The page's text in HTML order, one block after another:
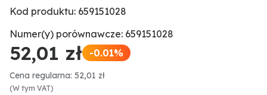
Kod produktu: 659151028
Numer(y) porównawcze: 659151028
52,01 zł -0.01%
Cena regularna: 52,01 zł
(W tym VAT)